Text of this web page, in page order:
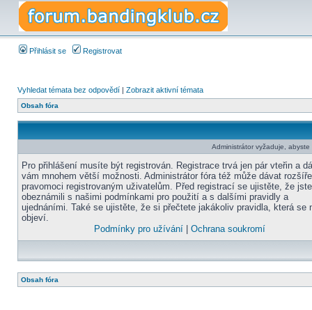
Přihlásit se Registrovat
Vyhledat témata bez odpovědí | Zobrazit aktivní témata
Obsah fóra
Administrátor vyžaduje,
Pro přihlášení musíte být registrován. Registrace trvá jen pár vteřin a
vám mnohem větší možnosti. Administrátor fóra též může dávat
pravomoci registrovaným uživatelům. Před registrací se ujistěte, že
obeznámili s našimi podmínkami pro použití a s dalšími pravidly a
ujednáními. Také se ujistěte, že si přečtete jakákoliv pravidla, která se
objeví.
Podmínky pro užívání| Ochrana soukromí
Obsah fóra